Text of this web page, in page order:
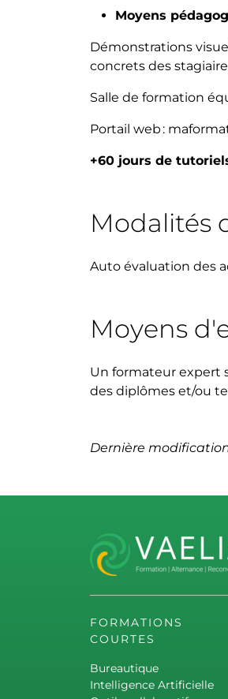
Moyens
Démonstrations
concrets des
Salle de formation
Portail web :
+60 jours de
Modalités
Auto évaluation des
Moyens
Un formateur expert
des diplômes et/ou
Dernière modification
FORMATIONS
COURTES
Bureautique
Intelligence Artificielle